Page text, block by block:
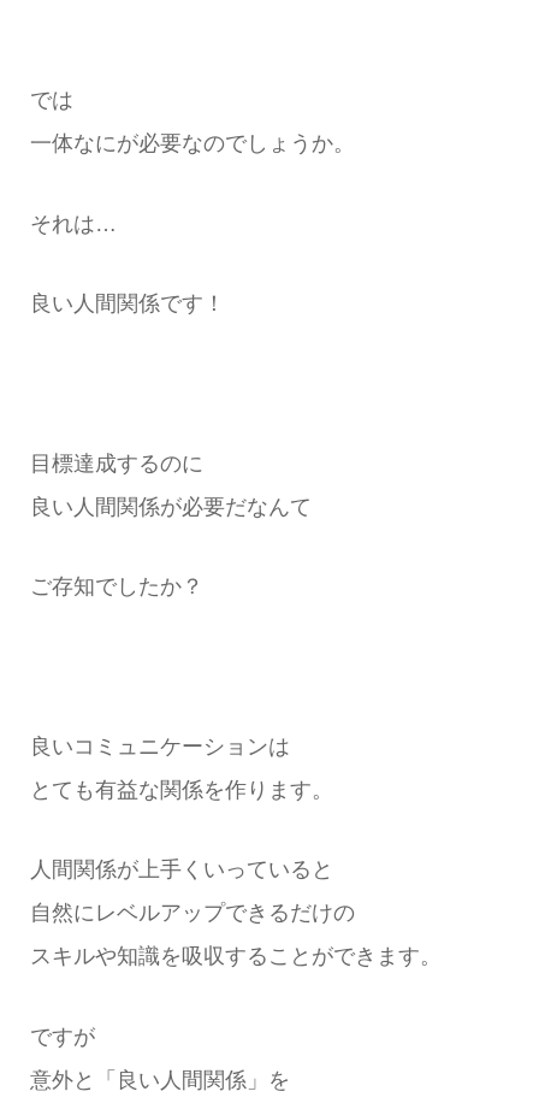
では
一体なにが必要なのでしょうか。
それは…
良い人間関係です！
目標達成するのに
良い人間関係が必要だなんて
ご存知でしたか？
良いコミュニケーションは
とても有益な関係を作ります。
人間関係が上手くいっていると
自然にレベルアップできるだけの
スキルや知識を吸収することができます。
ですが
意外と「良い人間関係」を